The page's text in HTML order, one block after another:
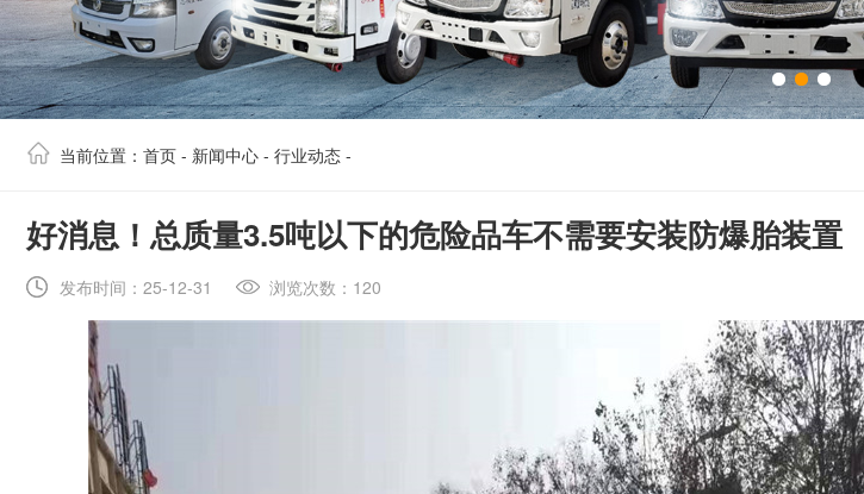
当前位置： 首页 - 新闻中心 - 行业动态 -
​好消息！总质量3.5吨以下的危险品车不需要安装防爆胎装置
发布时间：25-12-31 浏览次数：120